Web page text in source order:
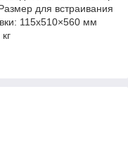
для встраивания
115х510×560 мм